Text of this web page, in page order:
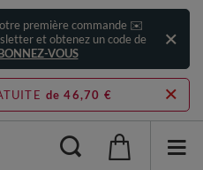
première commande ✉️
et obtenez un code de
VOUS
de 46,70 €